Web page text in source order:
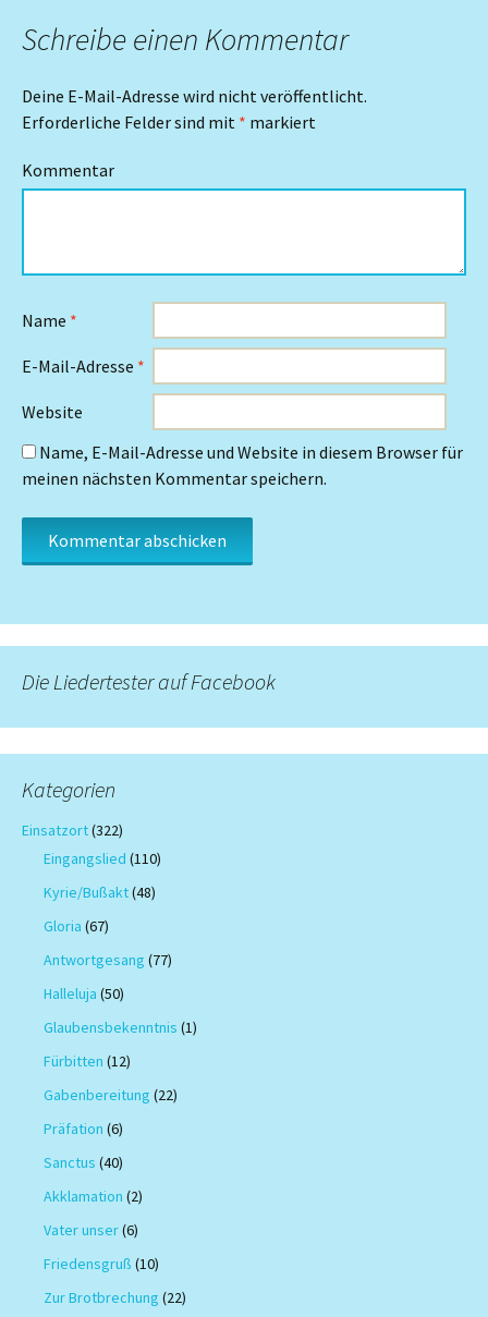
Schreibe einen Kommentar
Deine E-Mail-Adresse wird nicht veröffentlicht.
Erforderliche Felder sind mit * markiert
Kommentar
Name *
E-Mail-Adresse *
Website
Name, E-Mail-Adresse und Website in diesem Browser für
meinen nächsten Kommentar speichern.
Die Liedertester auf Facebook
Kategorien
Einsatzort(322)
Eingangslied (110)
Kyrie/Bußakt(48)
Gloria (67)
Antwortgesang (77)
Halleluja (50)
Glaubensbekenntnis (1)
Fürbitten (12)
Gabenbereitung (22)
Präfation (6)
Sanctus (40)
Akklamation (2)
Vater unser(6)
Friedensgruß (10)
Zur Brotbrechung (22)